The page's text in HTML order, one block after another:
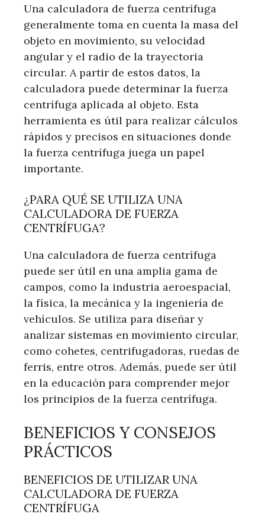
Una calculadora de fuerza centrífuga
generalmente toma en cuenta la masa del
objeto en movimiento, su velocidad
angular y el radio de la trayectoria
circular. A partir de estos datos, la
calculadora puede determinar la fuerza
centrífuga aplicada al objeto. Esta
herramienta es útil para realizar cálculos
rápidos y precisos en situaciones donde
la fuerza centrífuga juega un papel
importante.
¿PARA QUÉ SE UTILIZA UNA
CALCULADORA DE FUERZA
CENTRÍFUGA?
Una calculadora de fuerza centrífuga
puede ser útil en una amplia gama de
campos, como la industria aeroespacial,
la física, la mecánica y la ingeniería de
vehículos. Se utiliza para diseñar y
analizar sistemas en movimiento circular,
como cohetes, centrifugadoras, ruedas de
ferris, entre otros. Además, puede ser útil
en la educación para comprender mejor
los principios de la fuerza centrífuga.
BENEFICIOS Y CONSEJOS
PRÁCTICOS
BENEFICIOS DE UTILIZAR UNA
CALCULADORA DE FUERZA
CENTRÍFUGA